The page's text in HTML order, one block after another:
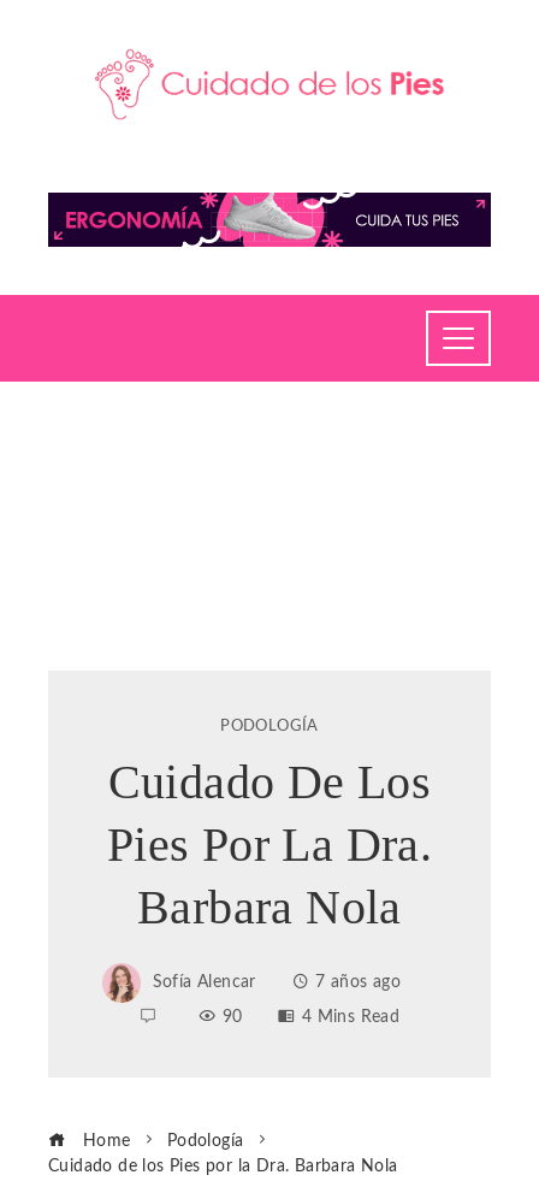
PODOLOGÍA
Cuidado De Los
Pies Por La Dra.
Barbara Nola
Sofía Alencar
7 años ago
90
4 Mins Read
Home
Podología
Cuidado de los Pies por la Dra. Barbara Nola